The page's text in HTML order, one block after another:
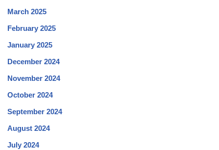
March 2025
February 2025
January 2025
December 2024
November 2024
October 2024
September 2024
August 2024
July 2024